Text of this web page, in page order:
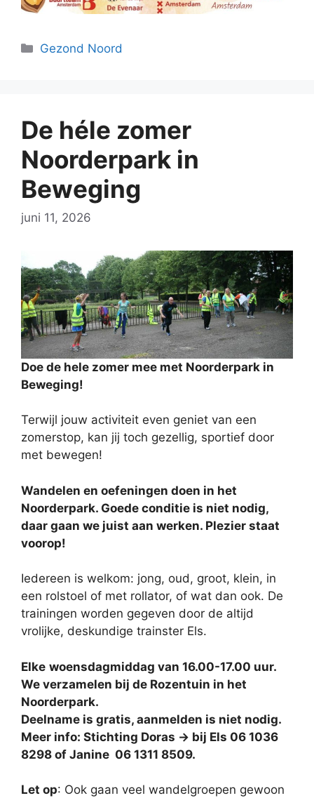
Categorieën
Gezond Noord
De héle zomer
Noorderpark in
Beweging
juni 11, 2026
Doe de hele zomer mee met Noorderpark in
Beweging!
Terwijl jouw activiteit even geniet van een
zomerstop, kan jij toch gezellig, sportief door
met bewegen!
Wandelen en oefeningen doen in het
Noorderpark. Goede conditie is niet nodig,
daar gaan we juist aan werken. Plezier staat
voorop!
Iedereen is welkom: jong, oud, groot, klein, in
een rolstoel of met rollator, of wat dan ook. De
trainingen worden gegeven door de altijd
vrolijke, deskundige trainster Els.
Elke woensdagmiddag van 16.00-17.00 uur.
We verzamelen bij de Rozentuin in het
Noorderpark.
Deelname is gratis, aanmelden is niet nodig.
Meer info: Stichting Doras -> bij Els 06 1036
8298 of Janine 06 1311 8509.
Let op: Ook gaan veel wandelgroepen gewoon